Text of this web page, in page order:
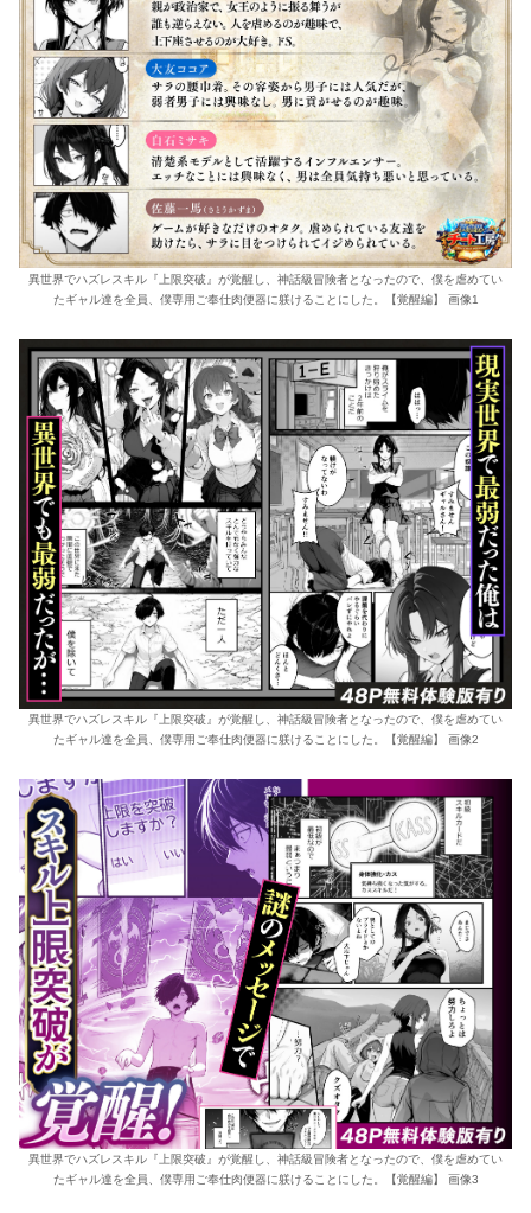
異世界でハズレスキル『上限突破』が覚醒し、神話級冒険者となったので、僕を虐めてい
たギャル達を全員、僕専用ご奉仕肉便器に躾けることにした。【覚醒編】 画像1
異世界でハズレスキル『上限突破』が覚醒し、神話級冒険者となったので、僕を虐めてい
たギャル達を全員、僕専用ご奉仕肉便器に躾けることにした。【覚醒編】 画像2
異世界でハズレスキル『上限突破』が覚醒し、神話級冒険者となったので、僕を虐めてい
たギャル達を全員、僕専用ご奉仕肉便器に躾けることにした。【覚醒編】 画像3